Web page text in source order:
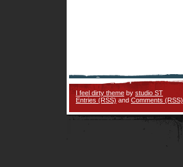
I feel dirty theme by studio ST
Entries (RSS) and Comments (RSS)